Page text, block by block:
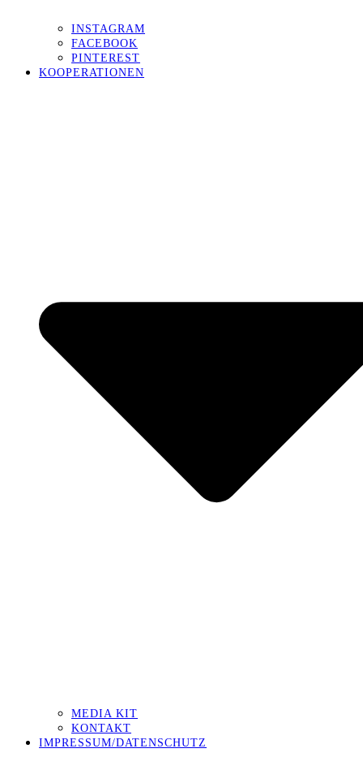
INSTAGRAM
FACEBOOK
PINTEREST
KOOPERATIONEN
MEDIA KIT
KONTAKT
IMPRESSUM/DATENSCHUTZ